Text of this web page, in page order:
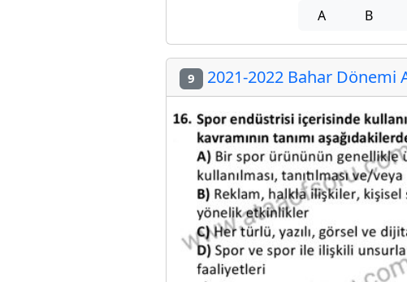
A B
9 2021-2022 Bahar Dönemi